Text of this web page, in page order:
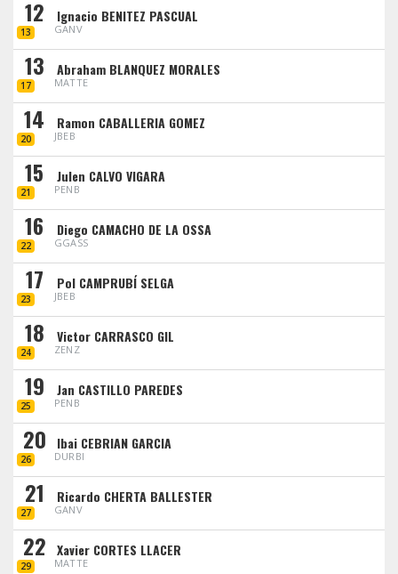
12
13
Ignacio BENITEZ PASCUAL
GANV
13
17
Abraham BLANQUEZ MORALES
MATTE
14
20
Ramon CABALLERIA GOMEZ
JBEB
15
21
Julen CALVO VIGARA
PENB
16
22
Diego CAMACHO DE LA OSSA
GGASS
17
23
Pol CAMPRUBÍ SELGA
JBEB
18
24
Victor CARRASCO GIL
ZENZ
19
25
Jan CASTILLO PAREDES
PENB
20
26
Ibai CEBRIAN GARCIA
DURBI
21
27
Ricardo CHERTA BALLESTER
GANV
22
29
Xavier CORTES LLACER
MATTE